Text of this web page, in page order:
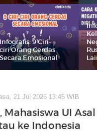
Infografis: 9 Ciri-
ciri Orang Cerdas
Secara Emosional
21 Jul 2026 13:45 WIB
Mahasiswa UI
ke Indonesia